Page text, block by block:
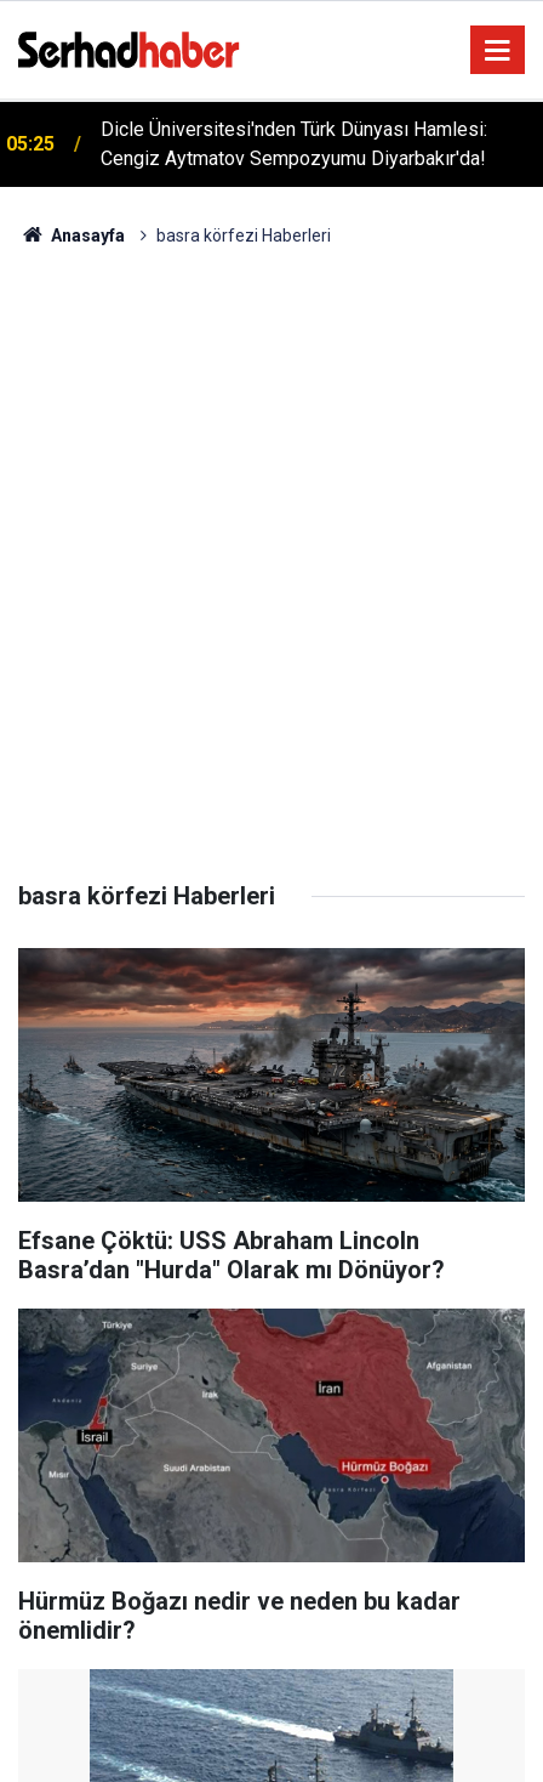
05:25
Dicle Üniversitesi'nden Türk Dünyası Hamlesi:
Cengiz Aytmatov Sempozyumu Diyarbakır'da!
Anasayfa basra körfezi Haberleri
basra körfezi Haberleri
Efsane Çöktü: USS Abraham Lincoln
Basra’dan "Hurda" Olarak mı Dönüyor?
Hürmüz Boğazı nedir ve neden bu kadar
önemlidir?